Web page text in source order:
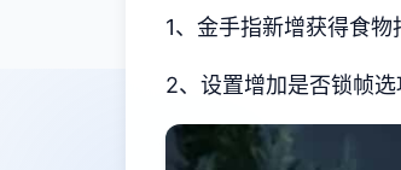
1、金手指新增获得食物
2、设置增加是否锁帧选